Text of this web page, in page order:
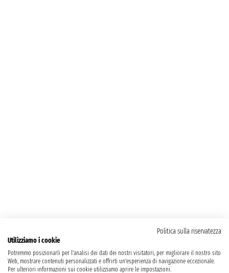
Politica sulla riservatezza
Utilizziamo i cookie
Potremmo posizionarli per l'analisi dei dati dei nostri visitatori, per migliorare il nostro sito
Web, mostrare contenuti personalizzati e offrirti un'esperienza di navigazione eccezionale.
Per ulteriori informazioni sui cookie utilizziamo aprire le impostazioni.